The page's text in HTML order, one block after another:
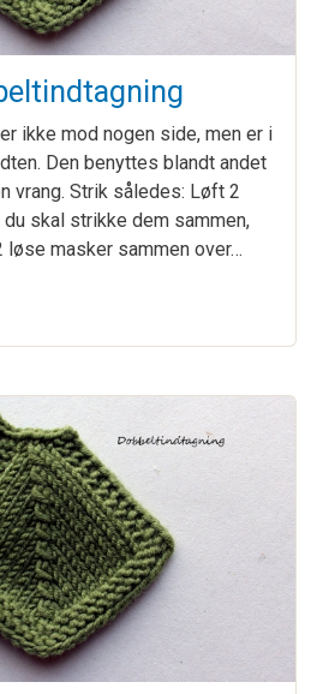
ikke mod nogen side, men er i
Den benyttes blandt andet
vrang. Strik således: Løft 2
skal strikke dem sammen,
masker sammen over…